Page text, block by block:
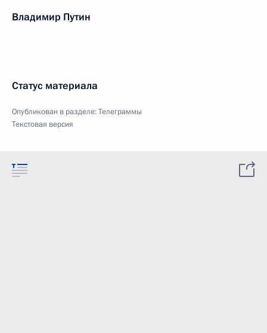
Владимир Путин
Статус материала
Опубликован в разделе:Телеграммы
Текстовая версия